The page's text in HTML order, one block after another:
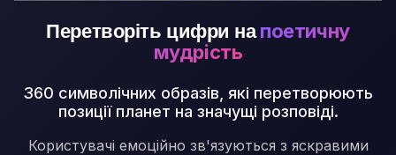
Перетворіть цифри на поетичну
мудрість
360 символічних образів, які перетворюють
позиції планет на значущі розповіді.
Користувачі емоційно зв'язуються з яскравими